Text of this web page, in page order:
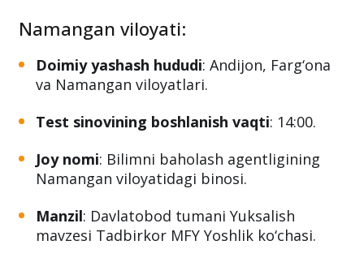
Namangan viloyati:
Doimiy yashash hududi: Andijon, Farg‘ona
va Namangan viloyatlari.
Test sinovining boshlanish vaqti: 14:00.
Joy nomi: Bilimni baholash agentligining
Namangan viloyatidagi binosi.
Manzil: Davlatobod tumani Yuksalish
mavzesi Tadbirkor MFY Yoshlik ko‘chasi.